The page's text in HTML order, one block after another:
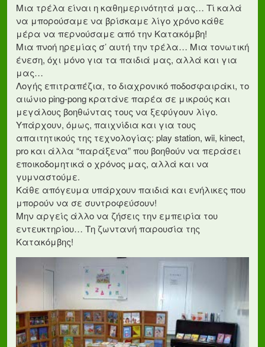
Μια τρέλα είναι η καθημερινότητά μας… Τί καλά
να μπορούσαμε να βρίσκαμε λίγο χρόνο κάθε
μέρα να περνούσαμε από την Κατακόμβη!
Μια πνοή ηρεμίας σ’ αυτή την τρέλα… Μια τονωτική
ένεση, όχι μόνο για τα παιδιά μας, αλλά και για
μας…
Λογής επιτραπέζια, το διαχρονικό ποδοσφαιράκι, το
αιώνιο ping-pong κρατάνε παρέα σε μικρούς και
μεγάλους βοηθώντας τους να ξεφύγουν λίγο.
Υπάρχουν, όμως, παιχνίδια και για τους
απαιτητικούς της τεχνολογίας: play station, wii, kinect,
pro και άλλα “παράξενα” που βοηθούν να περάσει
εποικοδομητικά ο χρόνος μας, αλλά και να
γυμναστούμε.
Κάθε απόγευμα υπάρχουν παιδιά και ενήλικες που
μπορούν να σε συντροφεύσουν!
Μην αργείς άλλο να ζήσεις την εμπειρία του
εντευκτηρίου… Τη ζωντανή παρουσία της
Κατακόμβης!